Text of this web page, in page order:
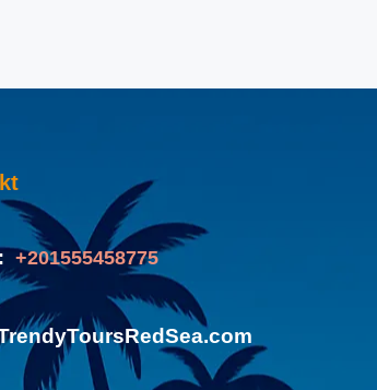
+201555458775